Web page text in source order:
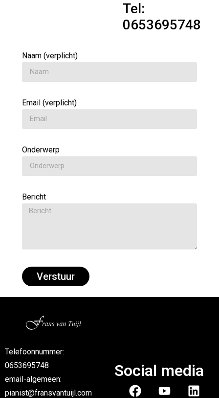
Tel:
0653695748
Naam (verplicht)
Email (verplicht)
Onderwerp
Bericht
Verstuur
Telefoonnummer:
0653695748
email-algemeen:
pianist@fransvantuijl.com
Social media